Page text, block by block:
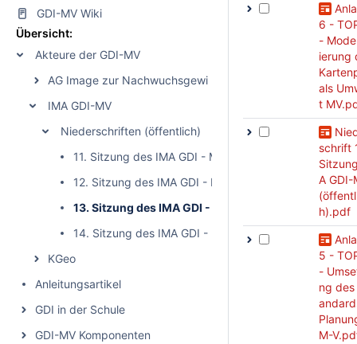
GDI-MV Wiki
Übersicht:
Akteure der GDI-MV
AG Image zur Nachwuchsgewinnung
IMA GDI-MV
Niederschriften (öffentlich)
11. Sitzung des IMA GDI - MV (öffentlich)
12. Sitzung des IMA GDI - MV (öffentlich)
13. Sitzung des IMA GDI - MV (öffentlich)
14. Sitzung des IMA GDI - MV (öffentlich)
KGeo
Anleitungsartikel
GDI in der Schule
GDI-MV Komponenten
6 -
-
ierung
als
t
schrift
A GDI-
h).pdf
5 -
-
ng des
M-